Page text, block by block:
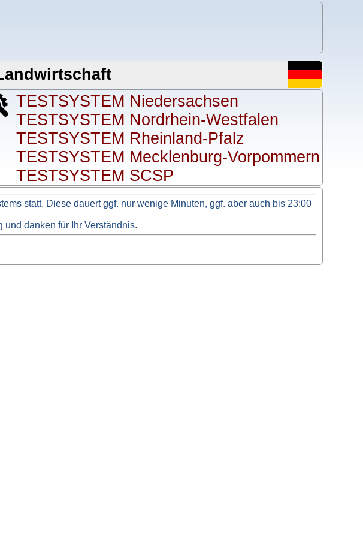
TESTSYSTEM Niedersachsen
TESTSYSTEM Nordrhein-Westfalen
TESTSYSTEM Rheinland-Pfalz
TESTSYSTEM Mecklenburg-Vorpommern
TESTSYSTEM SCSP
statt. Diese dauert ggf. nur wenige Minuten, ggf. aber auch bis 23:00
und danken für Ihr Verständnis.